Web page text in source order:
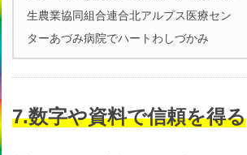
生農業協同組合連合北アルプス医療セン
ターあづみ病院でハートわしづかみ
7.数字や資料で信頼を得る